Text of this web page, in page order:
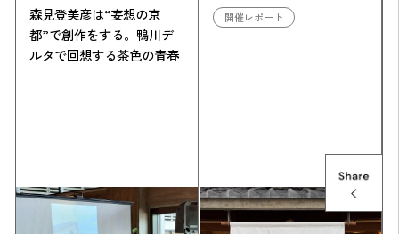
森見登美彦は“妄想の京
都”で創作をする。鴨川デ
ルタで回想する茶色の青春
開催レポート